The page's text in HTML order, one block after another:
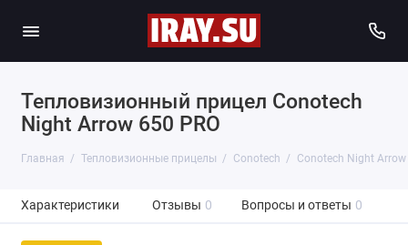
Тепловизионный прицел Conotech
Night Arrow 650 PRO
Главная Тепловизионные прицелы Conotech Conotech Night Arrow
Характеристики Отзывы 0 Вопросы и ответы 0